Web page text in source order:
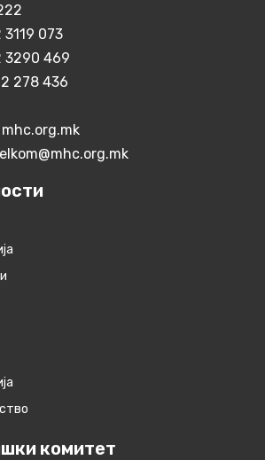
073
3290 469
278 436
mhc.org.mk
комитет